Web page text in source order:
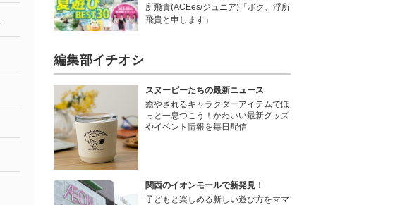
所飛貴(ACEes/ジュニア)「ボク、浮所
飛貴と申します」
編集部イチオシ
スヌーピーたちの最新ニュース
癒やされるキャラクターアイテムでほ
っと一息つこう！かわいい最新グッズ
やイベント情報を毎日配信
関西のイオンモールで新発見！
子どもと楽しめる新しい遊び方をママ